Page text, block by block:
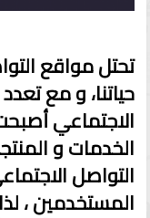
تحتل مواقع
حياتنا، و مع
الاجتماعي
الخدمات و
التواصل
المستخدمين ،